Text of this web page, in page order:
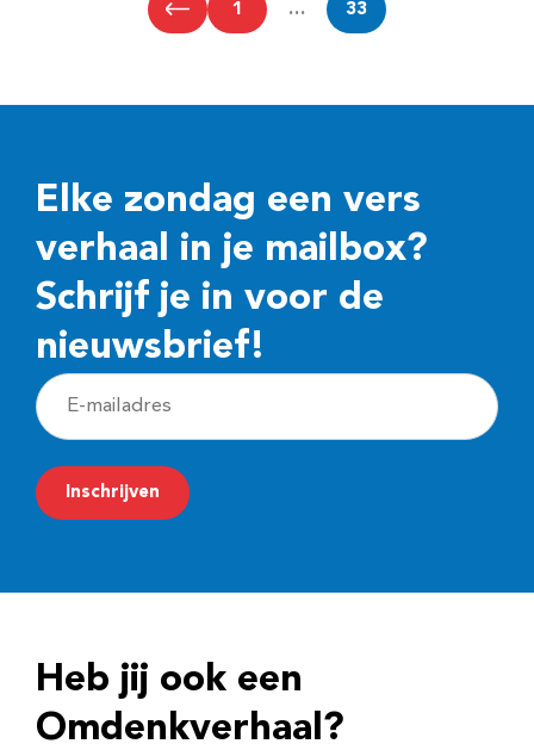
1 … 33
Elke zondag een vers
verhaal in je mailbox?
Schrijf je in voor de
nieuwsbrief!
E
-
m
a
r
e
Inschrijven
Heb jij ook een
Omdenkverhaal?